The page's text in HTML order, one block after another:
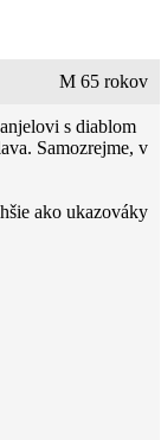
M 65 rokov
s diablom
Samozrejme, v
ako ukazováky